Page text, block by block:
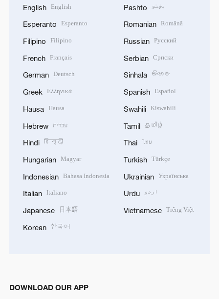
English English
Esperanto Esperanto
Filipino Filipino
French Français
German Deutsch
Greek Ελληνικά
Hausa Hausa
Hebrew עברית
Hindi हिन्दी
Hungarian Magyar
Indonesian Bahasa Indonesia
Italian Italiano
Japanese 日本語
Korean 한국어
Pashto پښتو
Romanian Română
Russian Русский
Serbian Српски
Sinhala සිංහල
Spanish Español
Swahili Kiswahili
Tamil தமிழ்
Thai ไทย
Turkish Türkçe
Ukrainian Українська
Urdu اردو
Vietnamese Tiếng Việt
DOWNLOAD OUR APP